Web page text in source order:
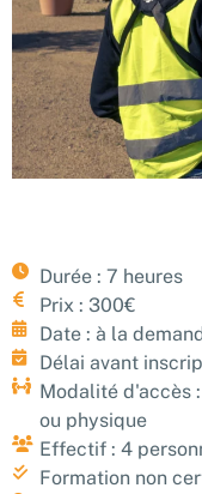
Durée : 7 heures
Prix : 300€
Date : à la
Délai avant
Modalité d'accès
ou physique
Effectif : 4
Formation non